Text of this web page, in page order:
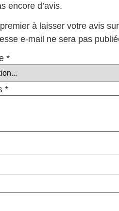
encore d’avis.
à laisser votre avis
e-mail ne sera pas
*
*